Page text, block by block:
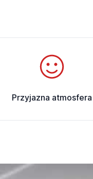
Przyjazna atmosfera